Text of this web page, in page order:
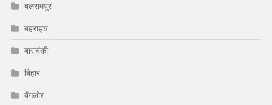
बलरामपुर
बहराइच
बाराबंकी
बिहार
बैंगलोर